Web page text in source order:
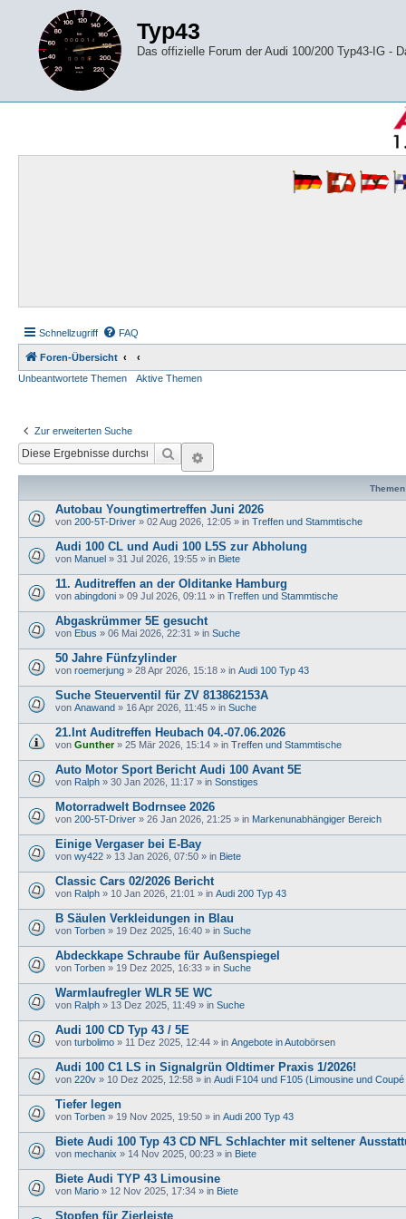
Typ43
Das offizielle Forum der Audi 100/200 Typ43-IG -
Schnellzugriff FAQ
Foren-Übersicht
Unbeantwortete Themen
Aktive Themen
Zur erweiterten Suche
Suche
Themen
Autobau Youngtimertreffen Juni 2026
von 200-5T-Driver » 02 Aug 2026, 12:05 » in Treffen und Stammtische
Audi 100 CL und Audi 100 L5S zur Abholung
von Manuel » 31 Jul 2026, 19:55 » in Biete
11. Auditreffen an der Olditanke Hamburg
von abingdoni » 09 Jul 2026, 09:11 » in Treffen und Stammtische
Abgaskrümmer 5E gesucht
von Ebus » 06 Mai 2026, 22:31 » in Suche
50 Jahre Fünfzylinder
von roemerjung » 28 Apr 2026, 15:18 » in Audi 100 Typ 43
Suche Steuerventil für ZV 813862153A
von Anawand » 16 Apr 2026, 11:45 » in Suche
21.Int Auditreffen Heubach 04.-07.06.2026
von Gunther» 25 Mär 2026, 15:14 » in Treffen und Stammtische
Auto Motor Sport Bericht Audi 100 Avant 5E
von Ralph » 30 Jan 2026, 11:17 » in Sonstiges
Motorradwelt Bodrnsee 2026
von 200-5T-Driver » 26 Jan 2026, 21:25 » in Markenunabhängiger Bereich
Einige Vergaser bei E-Bay
von wy422 » 13 Jan 2026, 07:50 » in Biete
Classic Cars 02/2026 Bericht
von Ralph » 10 Jan 2026, 21:01 » in Audi 200 Typ 43
B Säulen Verkleidungen in Blau
von Torben » 19 Dez 2025, 16:40 » in Suche
Abdeckkape Schraube für Außenspiegel
von Torben » 19 Dez 2025, 16:33 » in Suche
Warmlaufregler WLR 5E WC
von Ralph » 13 Dez 2025, 11:49 » in Suche
Audi 100 CD Typ 43 / 5E
von turbolimo » 11 Dez 2025, 12:44 » in Angebote in Autobörsen
Audi 100 C1 LS in Signalgrün Oldtimer Praxis 1/2026!
von 220v » 10 Dez 2025, 12:58 » in Audi F104 und F105 (Limousine und Coupé
Tiefer legen
von Torben » 19 Nov 2025, 19:50 » in Audi 200 Typ 43
Biete Audi 100 Typ 43 CD NFL Schlachter mit seltener
von mechanix » 14 Nov 2025, 00:23 » in Biete
Biete Audi TYP 43 Limousine
von Mario » 12 Nov 2025, 17:34 » in Biete
Stopfen für Zierleiste